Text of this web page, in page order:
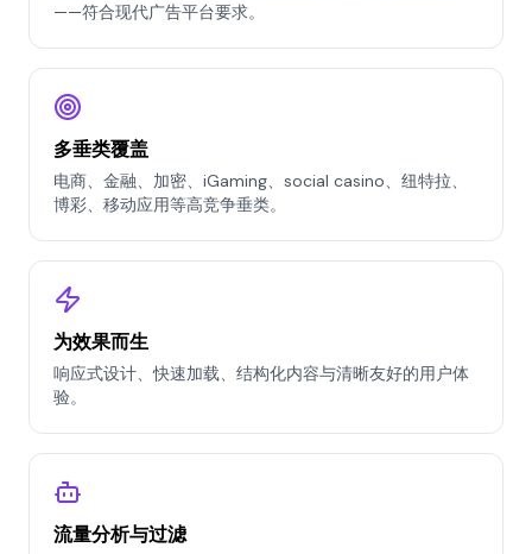
——符合现代广告平台要求。
多垂类覆盖
电商、金融、加密、iGaming、social casino、纽特拉、
博彩、移动应用等高竞争垂类。
为效果而生
响应式设计、快速加载、结构化内容与清晰友好的用户体
验。
流量分析与过滤